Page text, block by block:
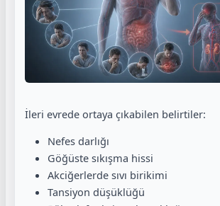
İleri evrede ortaya çıkabilen belirtiler:
Nefes darlığı
Göğüste sıkışma hissi
Akciğerlerde sıvı birikimi
Tansiyon düşüklüğü